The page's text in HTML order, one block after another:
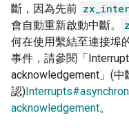
斷，因為先前
會自動重新啟動中斷。
何在使用繫結至連接埠
事件，請參閱「
acknowledgement」(
認)
acknowledgement。